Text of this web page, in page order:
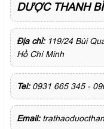
DƯỢC THANH
Địa chỉ: 119/24 Bùi
Hồ Chí Minh
Tel:0931 665 345 -
Email: